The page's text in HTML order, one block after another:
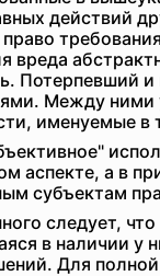
действий
вреда
Потерпевший
Между ними
именуемые в
аспекте, а в
субъектам
следует,
в наличии у
Для